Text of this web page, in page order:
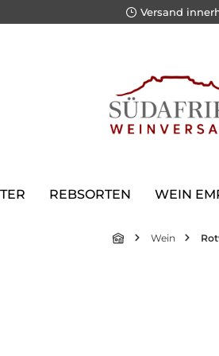
Versand
REBSORTEN WEIN
Wein